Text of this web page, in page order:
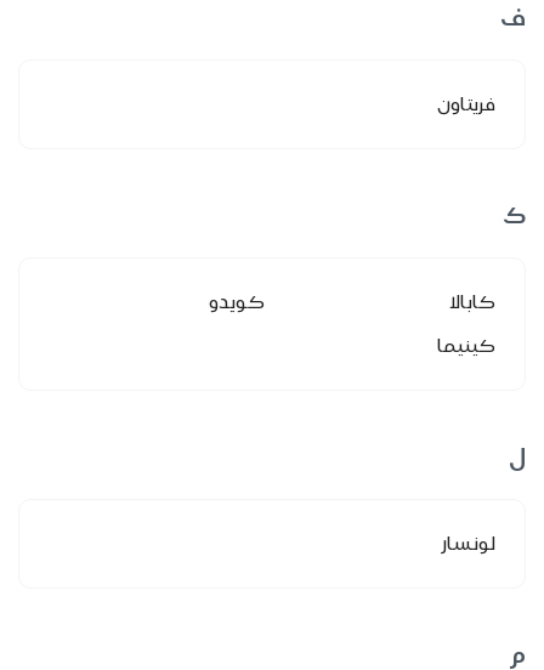
ف
فريتاون
ك
كابالا
كويدو
كينيما
ل
لونسار
م